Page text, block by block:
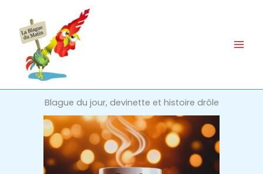
contenu
Blague du jour, devinette et histoire drôle